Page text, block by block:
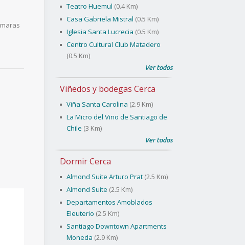
Teatro Huemul (0.4 Km)
Casa Gabriela Mistral (0.5 Km)
Iglesia Santa Lucrecia (0.5 Km)
Centro Cultural Club Matadero
(0.5 Km)
Ver todos
Viñedos y bodegas Cerca
Viña Santa Carolina (2.9 Km)
La Micro del Vino de Santiago de
Chile (3 Km)
Ver todos
Dormir Cerca
Almond Suite Arturo Prat (2.5 Km)
Almond Suite (2.5 Km)
Departamentos Amoblados
Eleuterio (2.5 Km)
Santiago Downtown Apartments
Moneda (2.9 Km)